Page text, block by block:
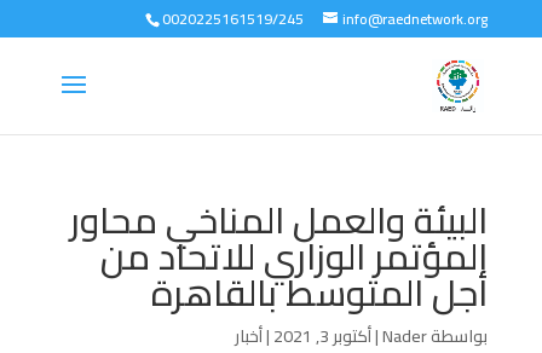
0020225161519/245 info@raednetwork.org
البيئة والعمل المناخي محاور
المؤتمر الوزاري للاتحاد من
أجل المتوسط بالقاهرة
بواسطةNader
|أكتوبر 3, 2021 |أخبار